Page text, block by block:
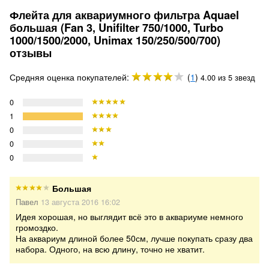
Флейта для аквариумного фильтра Aquael
большая (Fan 3, Unifilter 750/1000, Turbo
1000/1500/2000, Unimax 150/250/500/700)
отзывы
Средняя оценка покупателей: (1)4.00 из 5 звезд
0
1
0
0
0
Большая
Павел 13 августа 2016 16:02
Идея хорошая, но выглядит всё это в аквариуме немного
громоздко.
На аквариум длиной более 50см, лучше покупать сразу два
набора. Одного, на всю длину, точно не хватит.